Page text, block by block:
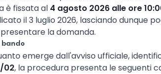
è fissata al 4 agosto 2026 alle ore
il 3 luglio 2026, lasciando dunque
la domanda.
emerge dall'avviso ufficiale,
02, la procedura presenta le seguenti